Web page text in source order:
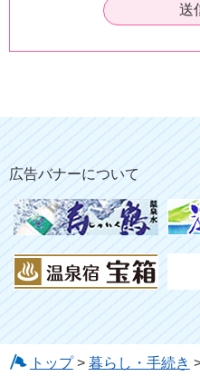
広告バナーについて
トップ> 暮らし・手続き